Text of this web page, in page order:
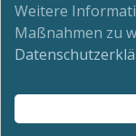
Impressum
Weitere
Maßnahmen zu